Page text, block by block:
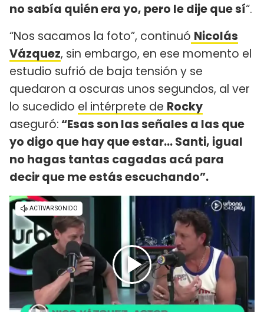
no sabía quién era yo, pero le dije que sí“.
“Nos sacamos la foto”, continuó Nicolás
Vázquez, sin embargo, en ese momento el
estudio sufrió de baja tensión y se
quedaron a oscuras unos segundos, al ver
lo sucedido el intérprete de Rocky
aseguró: “Esas son las señales a las que
yo digo que hay que estar... Santi, igual
no hagas tantas cagadas acá para
decir que me estás escuchando”.